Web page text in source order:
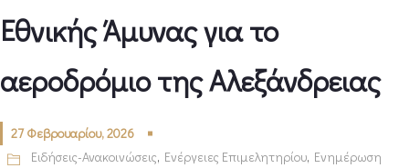
Εθνικής Άμυνας για το
αεροδρόμιο της Αλεξάνδρειας
27 Φεβρουαρίου, 2026
Ειδήσεις-Ανακοινώσεις, Ενέργειες Επιμελητηρίου, Ενημέρωση